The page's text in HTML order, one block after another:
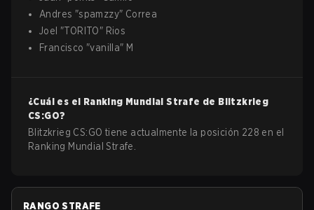
Andres "spamzzy" Correa
Joel "TORITO" Rios
Francisco "vanilla" M
¿Cuál es el Ranking Mundial Strafe de Blitzkrieg
CS:GO?
Blitzkrieg CS:GO tiene actualmente la posición 228 en el
Ranking Mundial Strafe.
RANGO STRAFE